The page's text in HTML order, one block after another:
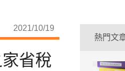
2021/10/19
省稅
熱門文